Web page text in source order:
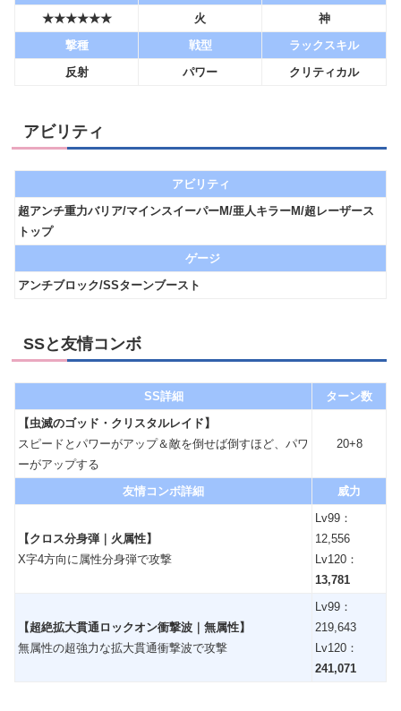
★★★★★★
火
神
撃種
戦型
ラックスキル
反射
パワー クリティカル
アビリティ
アビリティ
超アンチ重力バリア/マインスイーパーM/亜人キラーM/超レーザース
トップ
ゲージ
アンチブロック/SSターンブースト
SSと友情コンボ
SS詳細
ターン数
【虫滅のゴッド・クリスタルレイド】
スピードとパワーがアップ＆敵を倒せば倒すほど、パワ
ーがアップする
20+8
友情コンボ詳細 威力
【クロス分身弾｜火属性】
X字4方向に属性分身弾で攻撃
Lv99：
12,556
Lv120：
13,781
【超絶拡大貫通ロックオン衝撃波｜無属性】
無属性の超強力な拡大貫通衝撃波で攻撃
Lv99：
219,643
Lv120：
241,071